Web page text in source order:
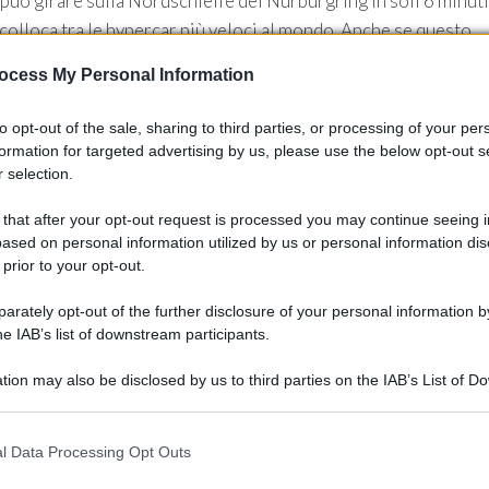
My Personal Information
opt-out of the sale, sharing to third parties, or processing of your
for targeted advertising by us, please use the below opt-out
selection.
that after your opt-out request is processed you may continue seeing
on personal information utilized by us or personal information
to your opt-out.
opt-out of the further disclosure of your personal information
IAB’s list of downstream participants.
may also be disclosed by us to third parties on the IAB’s List of
including but not limited to your visit or usage behaviour. You may
Data Processing Opt Outs
tra le hypercar più veloci al mondo. Anche se questo
le modifiche apportate, escludendo il prezzo
così limitata, la P39 non è solo un’auto, ma un vero e